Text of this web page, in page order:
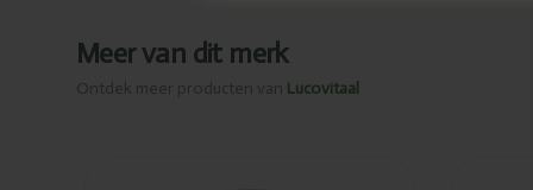
Meer van dit merk
Ontdek meer producten van Lucovitaal